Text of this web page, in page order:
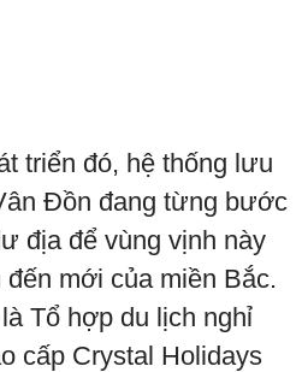
triển đó, hệ thống lưu
Đồn đang từng bước
địa để vùng vịnh này
mới của miền Bắc.
Tổ hợp du lịch nghỉ
cấp Crystal Holidays